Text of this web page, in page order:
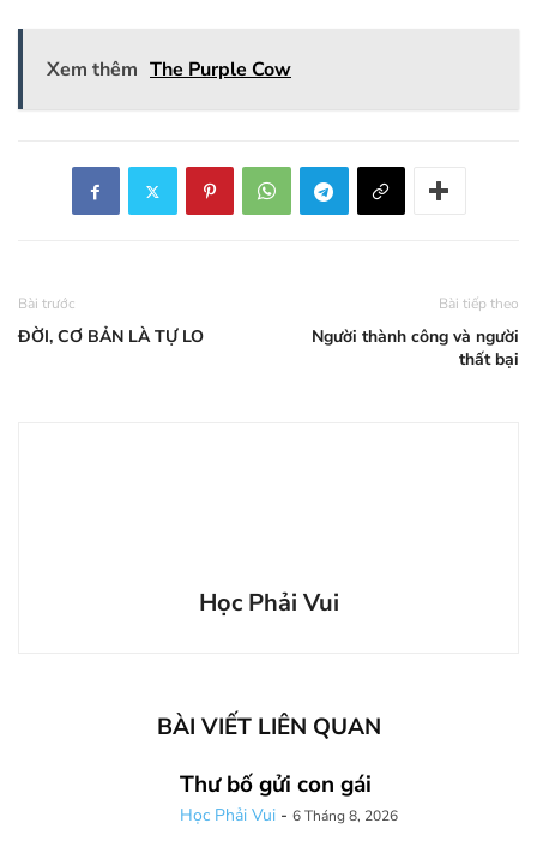
Xem thêm The Purple Cow
Bài trước
ĐỜI, CƠ BẢN LÀ TỰ LO
Bài tiếp theo
Người thành công và người
thất bại
Học Phải Vui
BÀI VIẾT LIÊN QUAN
Thư bố gửi con gái
Học Phải Vui - 6 Tháng 8, 2026